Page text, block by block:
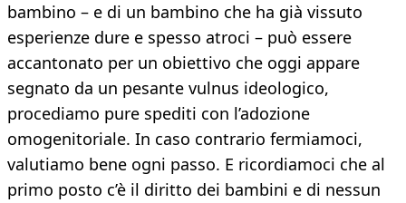
bambino – e di un bambino che ha già vissuto
esperienze dure e spesso atroci – può essere
accantonato per un obiettivo che oggi appare
segnato da un pesante vulnus ideologico,
procediamo pure spediti con l’adozione
omogenitoriale. In caso contrario fermiamoci,
valutiamo bene ogni passo. E ricordiamoci che al
primo posto c’è il diritto dei bambini e di nessun